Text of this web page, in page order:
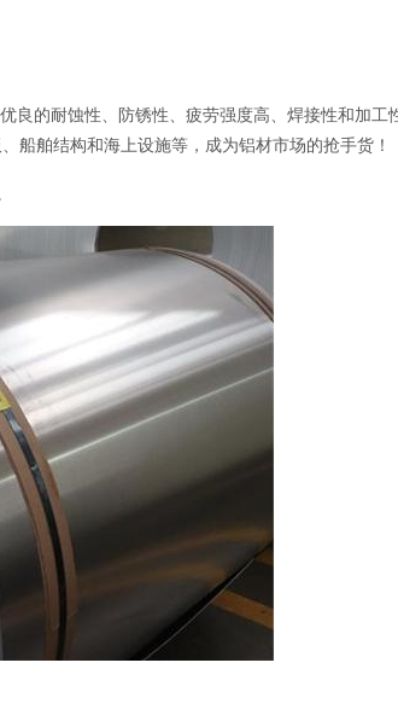
的耐蚀性、防锈性、疲劳强度高、焊接性和加
船舶结构和海上设施等，成为铝材市场的抢手货！